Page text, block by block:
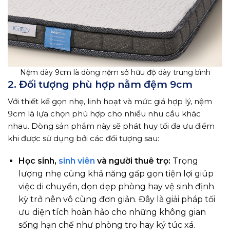
Nệm dày 9cm là dòng nệm sở hữu độ dày trung bình
2. Đối tượng phù hợp nằm đệm 9cm
Với thiết kế gọn nhẹ, linh hoạt và mức giá hợp lý, nệm
9cm là lựa chọn phù hợp cho nhiều nhu cầu khác
nhau. Dòng sản phẩm này sẽ phát huy tối đa ưu điểm
khi được sử dụng bởi các đối tượng sau:
Học sinh, sinh viên và người thuê trọ: Trọng
lượng nhẹ cùng khả năng gấp gọn tiện lợi giúp
việc di chuyển, dọn dẹp phòng hay vệ sinh định
kỳ trở nên vô cùng đơn giản. Đây là giải pháp tối
ưu diện tích hoàn hảo cho những không gian
sống hạn chế như phòng trọ hay ký túc xá.